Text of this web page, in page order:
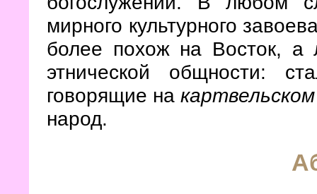
мирного культурного
более похож на Восток, а
этнической общности:
говорящие на
народ.